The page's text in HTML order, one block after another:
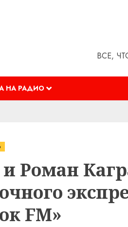
ВСЕ,
НА РАДИО
и Роман
FM»